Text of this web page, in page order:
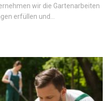
wir die Gartenarbeiten
erfüllen und…